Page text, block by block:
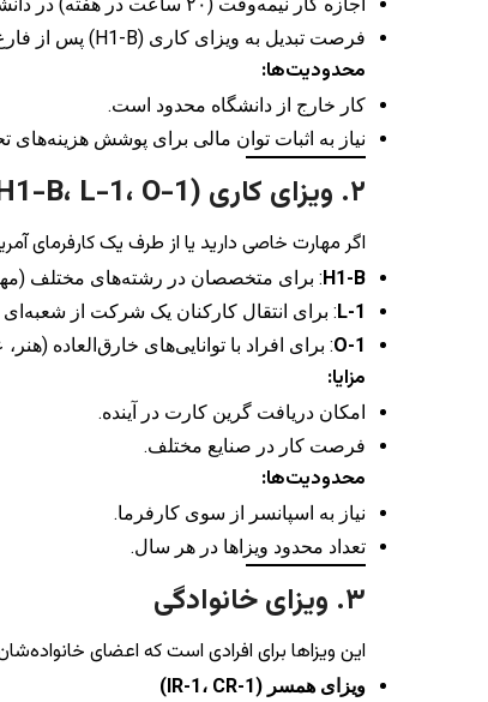
فرصت تبدیل به ویزای کاری (H1-B) پس از فارغ‌التحصیلی.
محدودیت‌ها:
کار خارج از دانشگاه محدود است.
نیاز به اثبات توان مالی برای پوشش
۲. ویزای کاری (H1-B، L-1، O-1)
اگر مهارت خاصی دارید یا از طرف یک کارفرمای
H1-B : برای متخصصان در رشته‌های مختلف
L-1 : برای انتقال کارکنان یک شرکت از شعبه‌ای
O-1: برای افراد با توانایی‌های خارق‌العاده
مزایا:
امکان دریافت گرین کارت در آینده.
فرصت کار در صنایع مختلف.
محدودیت‌ها:
نیاز به اسپانسر از سوی کارفرما.
تعداد محدود ویزاها در هر سال.
۳. ویزای خانوادگی
این ویزاها برای افرادی است که اعضای
ویزای همسر (IR-1، CR-1)